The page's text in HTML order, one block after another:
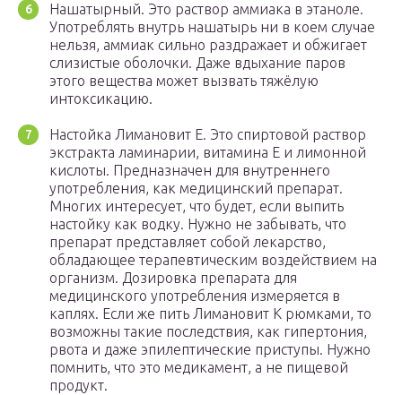
Нашатырный. Это раствор аммиака в этаноле.
Употреблять внутрь нашатырь ни в коем случае
нельзя, аммиак сильно раздражает и обжигает
слизистые оболочки. Даже вдыхание паров
этого вещества может вызвать тяжёлую
интоксикацию.
Настойка Лимановит Е. Это спиртовой раствор
экстракта ламинарии, витамина Е и лимонной
кислоты. Предназначен для внутреннего
употребления, как медицинский препарат.
Многих интересует, что будет, если выпить
настойку как водку. Нужно не забывать, что
препарат представляет собой лекарство,
обладающее терапевтическим воздействием на
организм. Дозировка препарата для
медицинского употребления измеряется в
каплях. Если же пить Лимановит К рюмками, то
возможны такие последствия, как гипертония,
рвота и даже эпилептические приступы. Нужно
помнить, что это медикамент, а не пищевой
продукт.